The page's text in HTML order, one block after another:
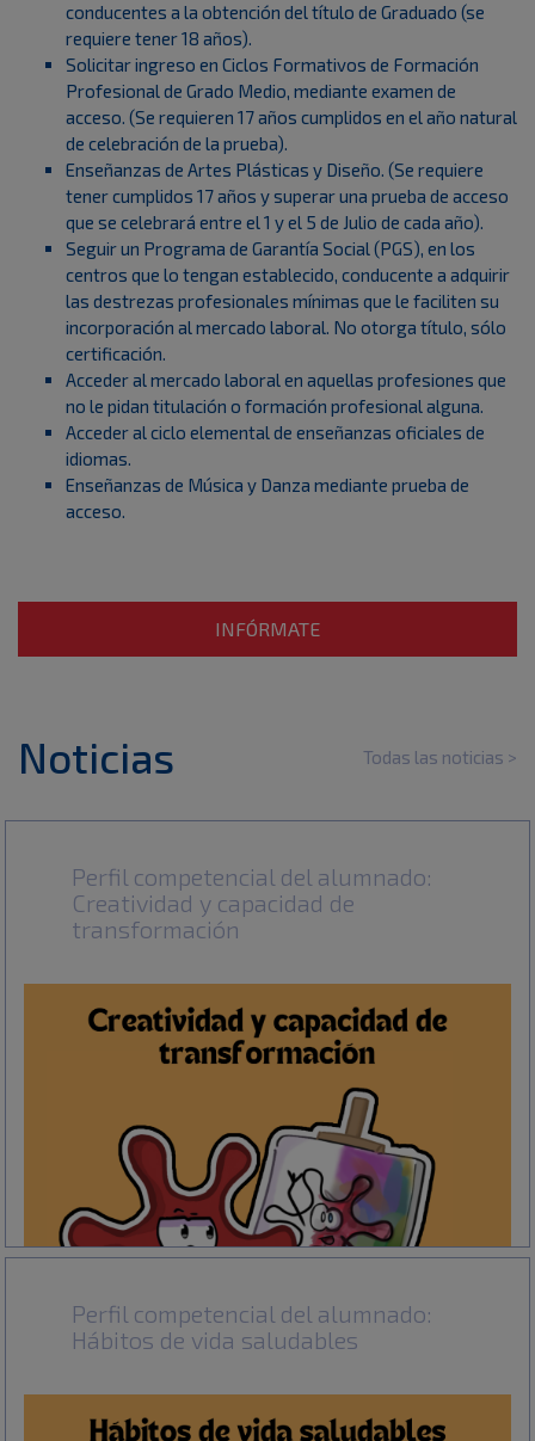
conducentes a la obtención del título de Graduado (se
requiere tener 18 años).
Solicitar ingreso en Ciclos Formativos de Formación
Profesional de Grado Medio, mediante examen de
acceso. (Se requieren 17 años cumplidos en el año natural
de celebración de la prueba).
Enseñanzas de Artes Plásticas y Diseño. (Se requiere
tener cumplidos 17 años y superar una prueba de acceso
que se celebrará entre el 1 y el 5 de Julio de cada año).
Seguir un Programa de Garantía Social (PGS), en los
centros que lo tengan establecido, conducente a adquirir
las destrezas profesionales mínimas que le faciliten su
incorporación al mercado laboral. No otorga título, sólo
certificación.
Acceder al mercado laboral en aquellas profesiones que
no le pidan titulación o formación profesional alguna.
Acceder al ciclo elemental de enseñanzas oficiales de
idiomas.
Enseñanzas de Música y Danza mediante prueba de
acceso.
INFÓRMATE
Noticias Todas las noticias >
Perfil competencial del alumnado:
Creatividad y capacidad de
transformación
Perfil competencial del alumnado:
Hábitos de vida saludables